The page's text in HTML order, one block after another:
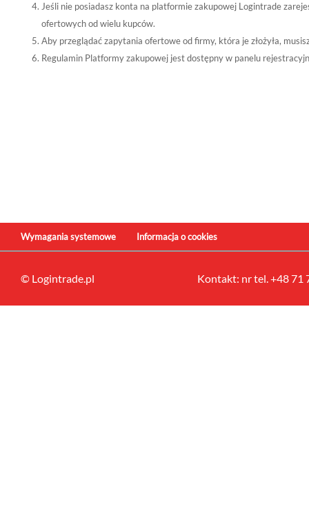
Jeśli nie posiadasz konta na platformie zakupowej Logintrade
ofertowych od wielu kupców.
Aby przeglądać zapytania ofertowe od firmy, która je złożyła,
Regulamin Platformy zakupowej jest dostępny w panelu
Wymagania systemowe Informacja o cookies
© Logintrade.pl Kontakt: nr tel. +48 71